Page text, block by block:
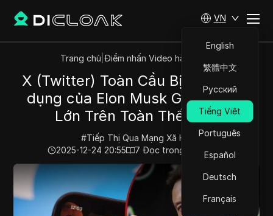
VN
English
繁體中文
Русский
Tiếng Việt
Português
Español
Deutsch
Français
Trang chủ Điểm nhấn Video hàng đầu
X (Twitter) Toàn Cầu Bị Sập! Ứng
dụng của Elon Musk Gặp Sự Cố
Lớn Trên Toàn Thế Giới!
#Tiếp Thị Qua Mạng Xã Hội
2025-12-24 20:55
7 Đọc trong giây phút
Play Video:X (Twitter) Toàn Cầu Bị Sập! Ứng dụng